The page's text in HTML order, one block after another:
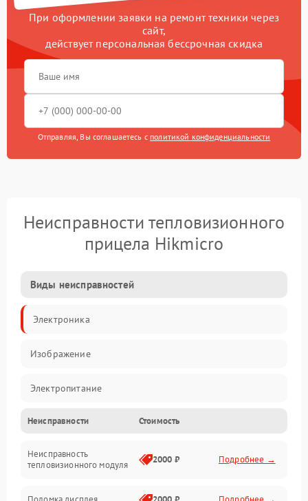
При оформлении заявки на ремонт техники через
сайт,
действует персональная бессрочная скидка
Отправляя, Вы соглашаетесь с политикой конфиденциальности
Неисправности тепловизионного
прицела Hikmicro
Виды неисправностей
Электроника
Изображение
Электропитание
Измерения
Матрица
Неисправности Стоимость
Неисправность
тепловизионного модуля
2000 ₽ Подробнее →